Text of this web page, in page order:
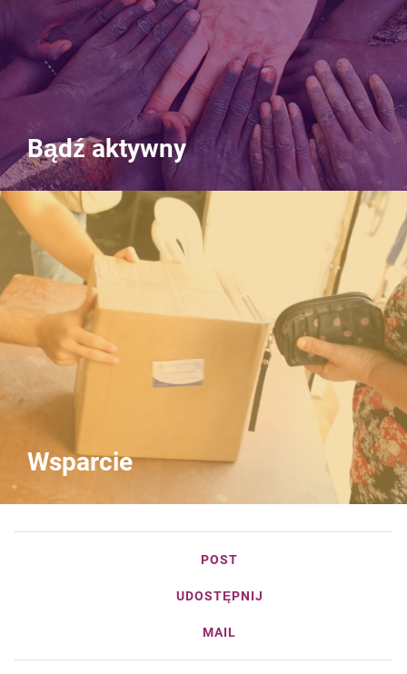
Bądź aktywny
Wsparcie
POST
UDOSTĘPNIJ
MAIL